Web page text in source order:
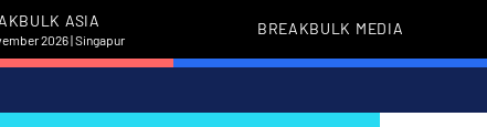
ASIA
2026 | Singapur
BREAKBULK MEDIA